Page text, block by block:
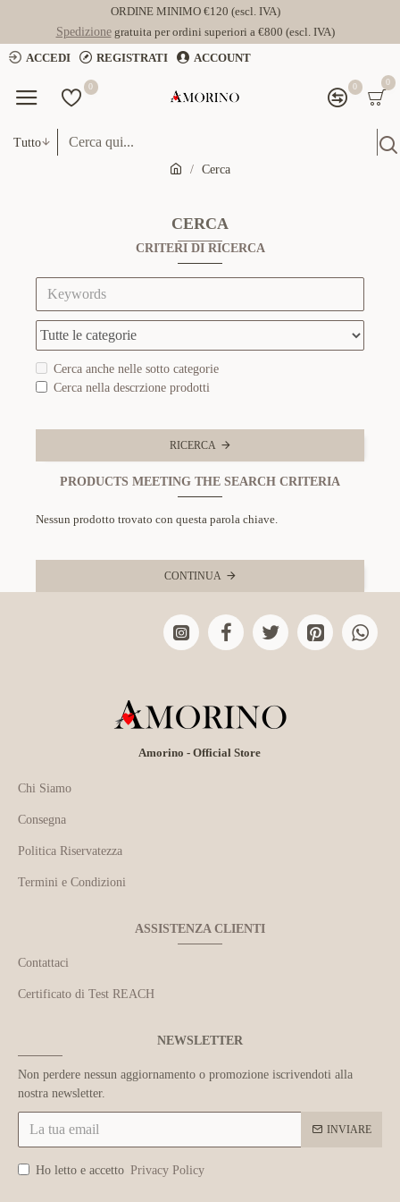
ORDINE MINIMO €120 (escl. IVA)
Spedizionegratuita per ordini superiori a €800 (escl. IVA)
ACCEDI
REGISTRATI ACCOUNT
0 0 0
Tutto
Cerca
CERCA
CRITERI DI RICERCA
Cerca anche nelle sotto categorie
Cerca nella descrzione prodotti
RICERCA
PRODUCTS MEETING THE SEARCH CRITERIA
Nessun prodotto trovato con questa parola chiave.
CONTINUA
Amorino - Official Store
Chi Siamo
Consegna
Politica Riservatezza
Termini e Condizioni
ASSISTENZA CLIENTI
Contattaci
Certificato di Test REACH
NEWSLETTER
Non perdere nessun aggiornamento o promozione iscrivendoti alla
nostra newsletter.
INVIARE
Ho letto e accetto Privacy Policy